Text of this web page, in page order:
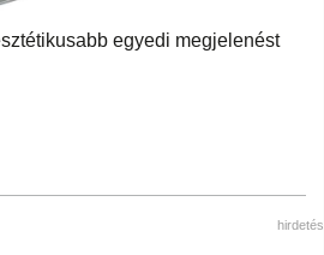
egyedi megjelenést
hirdetés